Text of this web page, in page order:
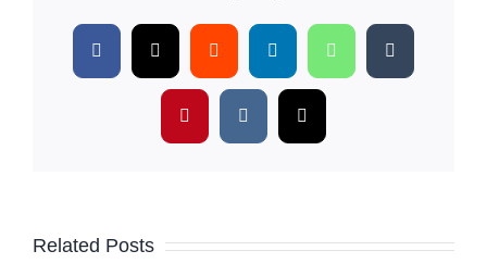
Facebook
X Reddit LinkedInWhatsAppTumblr
PinterestVk Email
Related Posts